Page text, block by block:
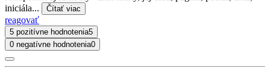
iniciála...
Čítať viac
reagovať
5 pozitívne hodnotenia5
0 negatívne hodnotenia0